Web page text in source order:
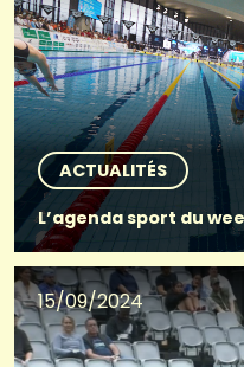
ACTUALITÉS
L’agenda sport du
15/09/2024